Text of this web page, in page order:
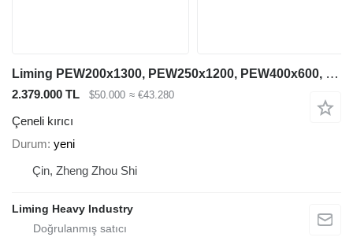
Liming PEW200x1300, PEW250x1200, PEW400x600, PEW760, PEW1100
2.379.000 TL $50.000 ≈ €43.280
Çeneli kırıcı
Durum yeni
Çin, Zheng Zhou Shi
Liming Heavy Industry